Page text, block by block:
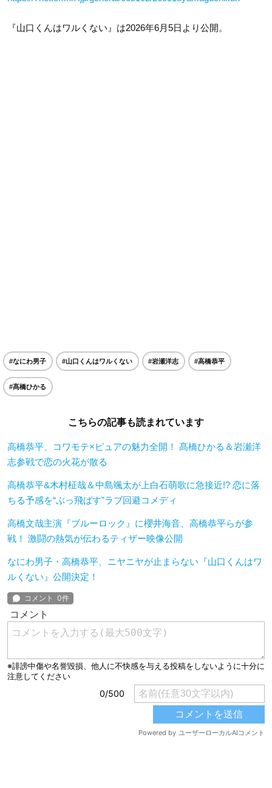
『山口くんはワルくない』は2026年6月5日より公開。
#なにわ男子 #山口くんはワルくない #岩瀬洋志 #高橋恭平
#髙橋ひかる
こちらの記事も読まれています
高橋恭平、コワモテ×ピュアの魅力全開！ 髙橋ひかる＆岩瀬洋
志参戦で恋の火花が散る
高橋恭平&木村柾哉＆中島颯太が上白石萌歌に急接近!? 恋に落
ちる予感を“ぶっ飛ばす”ラブ回避コメディ
高橋文哉主演『ブルーロック』に櫻井海音、高橋恭平らが参
戦！ 激闘の熱気が伝わるティザー映像公開
なにわ男子・高橋恭平、ニヤニヤが止まらない『山口くんはワ
ルくない』公開決定！